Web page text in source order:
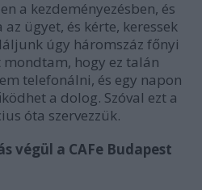
a kezdeményezésben, és
ügyet, és kérte, keressek
úgy háromszáz főnyi
mondtam, hogy ez talán
telefonálni, és egy napon
a dolog. Szóval ezt a
óta szervezzük.
végül a CAFe Budapest